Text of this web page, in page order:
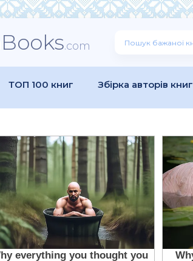
Books.com
ТОП 100 книг Збірка авторів книг